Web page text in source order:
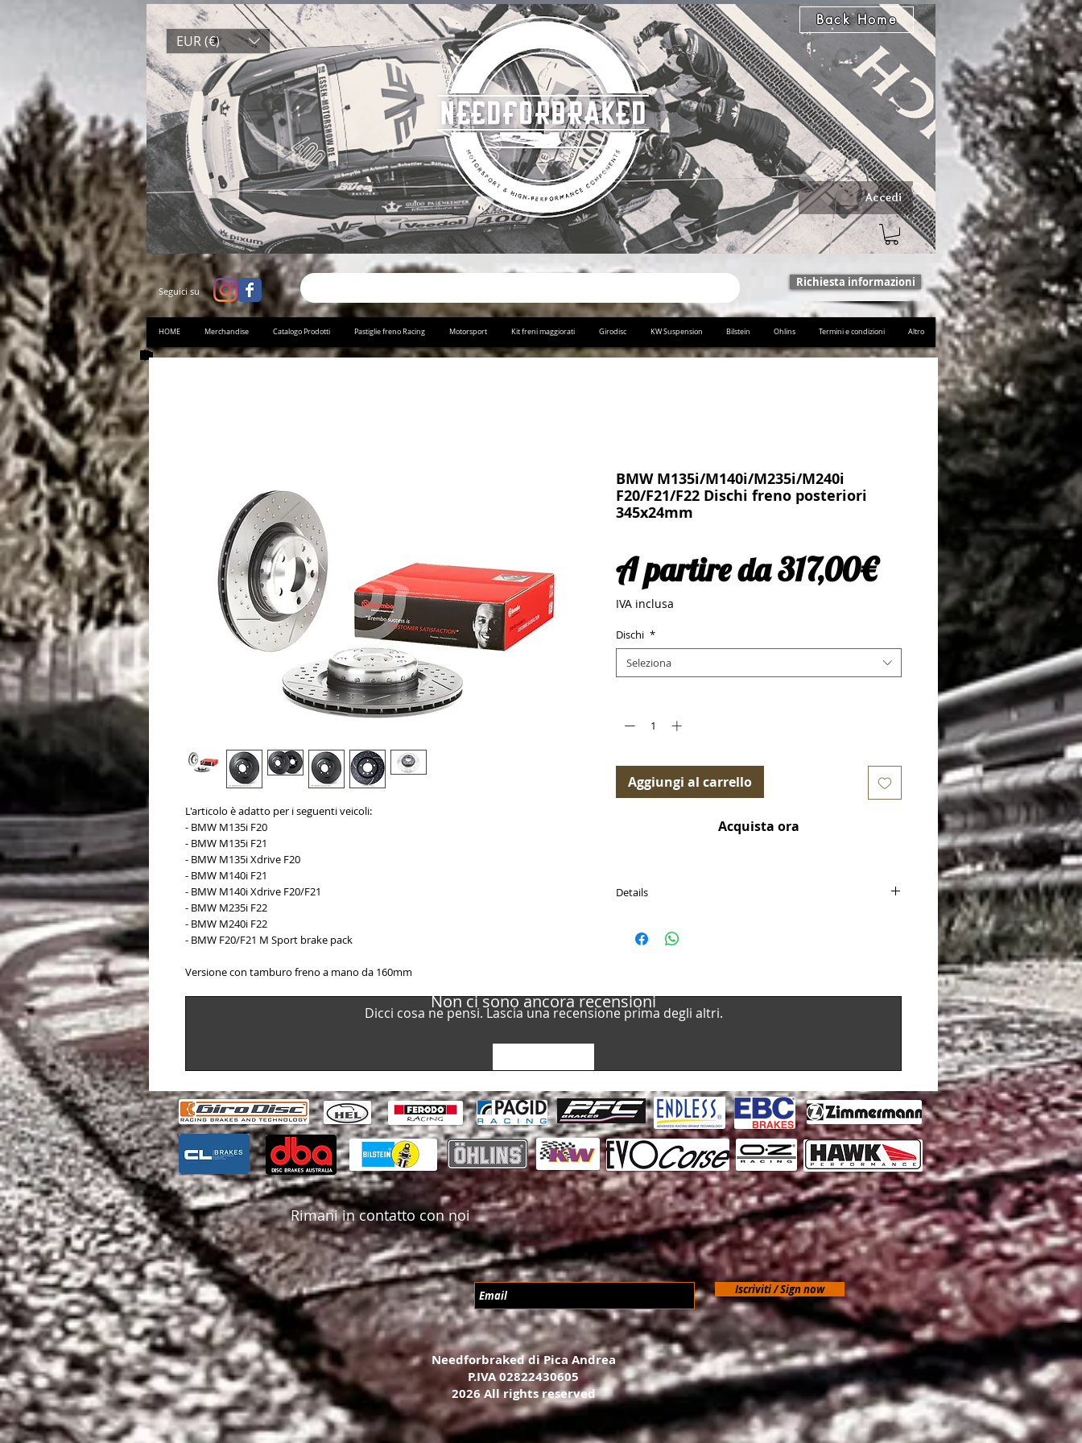
EUR (€)
Back Home
Accedi
Seguici su
Richiesta informazioni
HOME Merchandise Catalogo Prodotti Pastiglie freno Racing Motorsport Kit freni maggiorati Girodisc KW Suspension Bilstein Ohlins Termini e condizioni Altro
L'articolo è adatto per i seguenti veicoli:
- BMW M135i F20
- BMW M135i F21
- BMW M135i Xdrive F20
- BMW M140i F21
- BMW M140i Xdrive F20/F21
- BMW M235i F22
- BMW M240i F22
- BMW F20/F21 M Sport brake pack
Versione con tamburo freno a mano da 160mm
BMW M135i/M140i/M235i/M240i
F20/F21/F22 Dischi freno posteriori
345x24mm
A partire da317,00€Prezzo scontato
IVA inclusa
Dischi *
Seleziona
Aggiungi al carrello
Acquista ora
Details
Superficie: rivestito
Altezza [mm]: 66
Sagoma per fori/ N° fori: 5
Codice di referenza
BMW 34206797598
Brembo 09.C400.13
Brembo 09.C396.13
DBA DBA42677S
EBC GD2067R
Non ci sono ancora recensioni
Dicci cosa ne pensi. Lascia una recensione prima degli altri.
Rimani in contatto con noi
Iscriviti / Sign now
Needforbraked di Pica Andrea
P.IVA 02822430605
2026 All rights reserved